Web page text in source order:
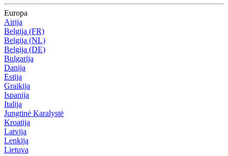
Europa
Airija
Belgija (FR)
Belgija (NL)
Belgija (DE)
Bulgarija
Danija
Estija
Graikija
Ispanija
Italija
Jungtinė Karalystė
Kroatija
Latvija
Lenkija
Lietuva